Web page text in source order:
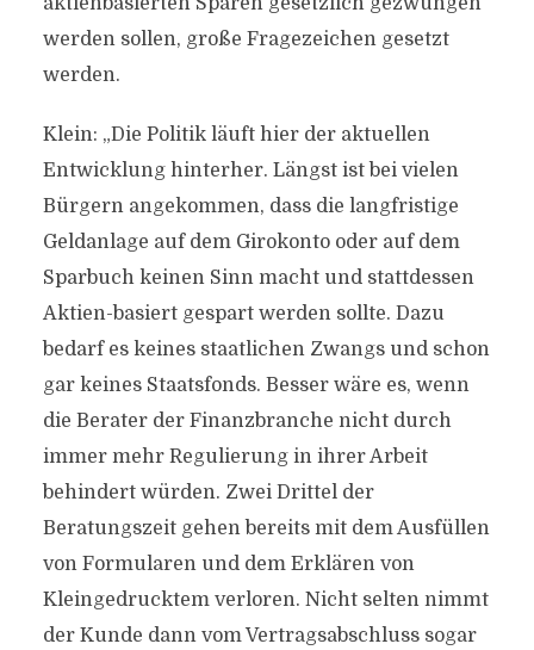
werden sollen, große Fragezeichen gesetzt
werden.
Klein: „Die Politik läuft hier der aktuellen
Entwicklung hinterher. Längst ist bei vielen
Bürgern angekommen, dass die langfristige
Geldanlage auf dem Girokonto oder auf dem
Sparbuch keinen Sinn macht und stattdessen
Aktien-basiert gespart werden sollte. Dazu
bedarf es keines staatlichen Zwangs und schon
gar keines Staatsfonds. Besser wäre es, wenn
die Berater der Finanzbranche nicht durch
immer mehr Regulierung in ihrer Arbeit
behindert würden. Zwei Drittel der
Beratungszeit gehen bereits mit dem Ausfüllen
von Formularen und dem Erklären von
Kleingedrucktem verloren. Nicht selten nimmt
der Kunde dann vom Vertragsabschluss sogar